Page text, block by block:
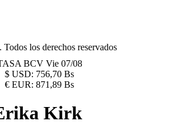
los derechos reservados
BCV Vie 07/08
$ USD: 756,70 Bs
€ EUR: 871,89 Bs
Kirk